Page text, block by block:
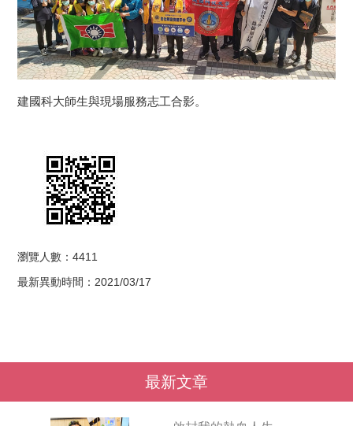
建國科大師生與現場服務志工合影。
瀏覽人數：4411
最新異動時間：2021/03/17
最新文章